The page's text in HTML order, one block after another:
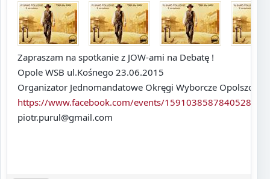
Zapraszam na spotkanie z JOW-ami na Debatę !
Opole WSB ul.Kośnego 23.06.2015
Organizator Jednomandatowe Okręgi Wyborcze
https://www.facebook.com/events/1591038587840528/
piotr.purul@gmail.com